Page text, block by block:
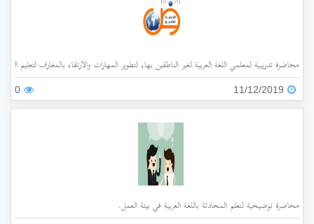
محاضرة تدريبية لمعلمي اللغة العربية لغير الناطقين بها، لتطوير المهارات والارتقاء بالمعارف لتعليم اللغة
11/12/2019
0
محاضرة توضيحية لتعلم المحادثة باللغة العربية في بيئة العمل.